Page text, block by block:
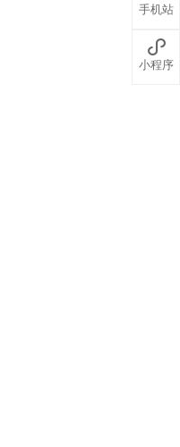
手机站

小程序